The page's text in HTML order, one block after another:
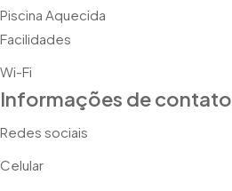
Piscina Aquecida
Facilidades
Wi-Fi
Informações de contato
Redes sociais
Celular